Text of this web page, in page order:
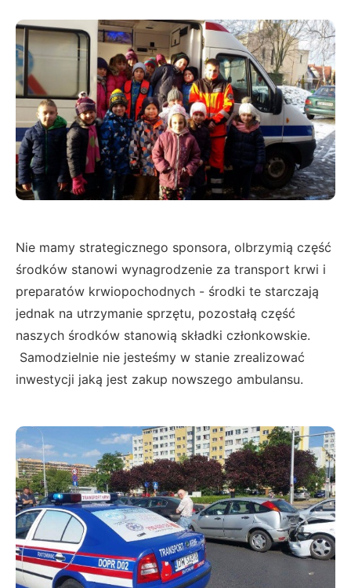
Nie mamy strategicznego sponsora, olbrzymią część
środków stanowi wynagrodzenie za transport krwi i
preparatów krwiopochodnych - środki te starczają
jednak na utrzymanie sprzętu, pozostałą część
naszych środków stanowią składki członkowskie.
Samodzielnie nie jesteśmy w stanie zrealizować
inwestycji jaką jest zakup nowszego ambulansu.